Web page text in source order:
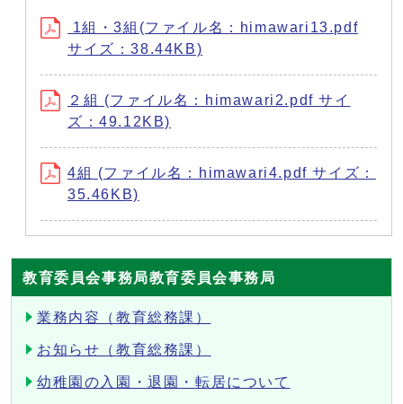
1組・3組(ファイル名：himawari13.pdf
サイズ：38.44KB)
２組 (ファイル名：himawari2.pdf サイ
ズ：49.12KB)
4組 (ファイル名：himawari4.pdf サイズ：
35.46KB)
教育委員会事務局教育委員会事務局
業務内容（教育総務課）
お知らせ（教育総務課）
幼稚園の入園・退園・転居について